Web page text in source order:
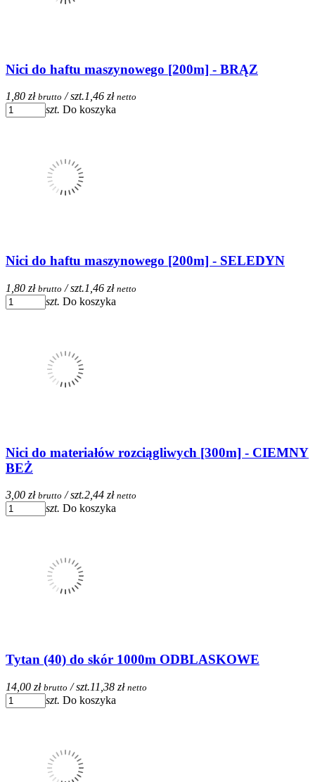
Nici do haftu maszynowego [200m] - BRĄZ
1,80 zł brutto / szt.1,46 zł netto
szt. Do koszyka
Nici do haftu maszynowego [200m] - SELEDYN
1,80 zł brutto / szt.1,46 zł netto
szt. Do koszyka
Nici do materiałów rozciągliwych [300m] - CIEMNY
BEŻ
3,00 zł brutto / szt.2,44 zł netto
szt. Do koszyka
Tytan (40) do skór 1000m ODBLASKOWE
14,00 zł brutto / szt.11,38 zł netto
szt. Do koszyka